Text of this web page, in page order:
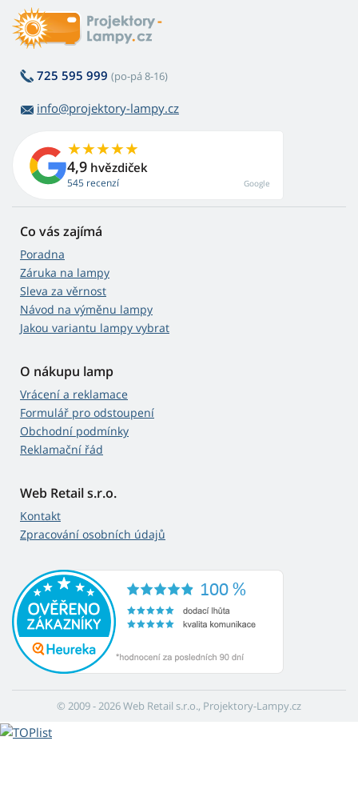
725 595 999 (po-pá 8-16)
info@projektory-lampy.cz
4,9 hvězdiček
545 recenzí Google
Co vás zajímá
Poradna
Záruka na lampy
Sleva za věrnost
Návod na výměnu lampy
Jakou variantu lampy vybrat
O nákupu lamp
Vrácení a reklamace
Formulář pro odstoupení
Obchodní podmínky
Reklamační řád
Web Retail s.r.o.
Kontakt
Zpracování osobních údajů
© 2009 - 2026 Web Retail s.r.o., Projektory-Lampy.cz